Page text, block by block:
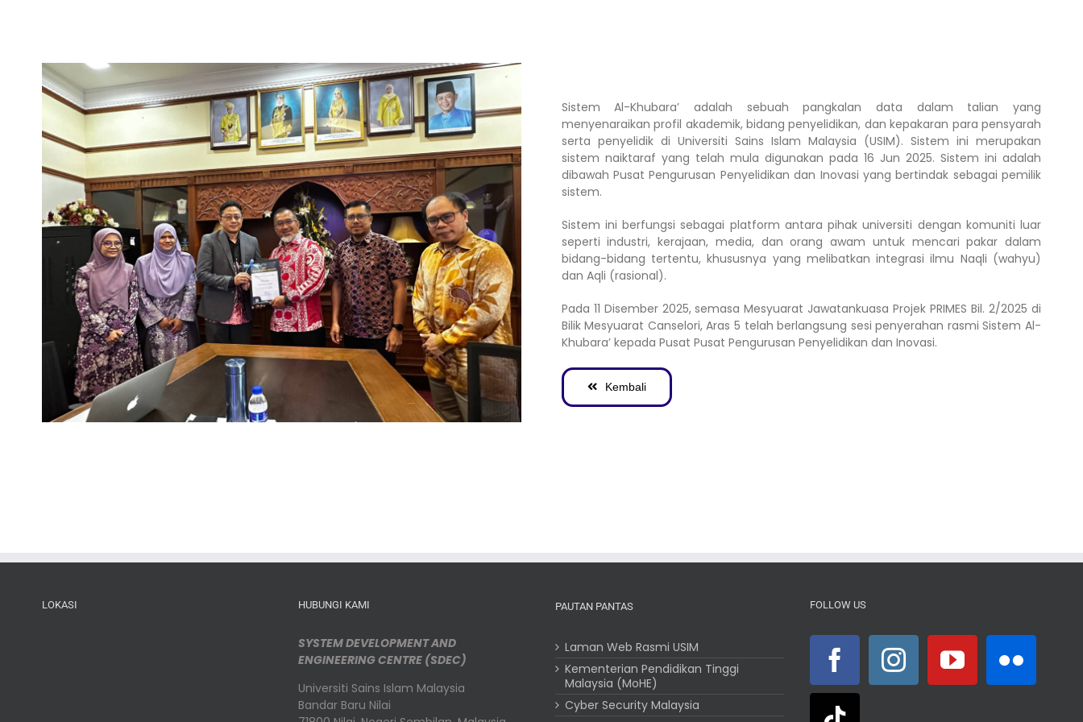
Sistem Al-Khubara’ adalah sebuah pangkalan data dalam talian yang
menyenaraikan profil akademik, bidang penyelidikan, dan kepakaran para pensyarah
serta penyelidik di Universiti Sains Islam Malaysia (USIM). Sistem ini merupakan
sistem naiktaraf yang telah mula digunakan pada 16 Jun 2025. Sistem ini adalah
dibawah Pusat Pengurusan Penyelidikan dan Inovasi yang bertindak sebagai pemilik
sistem.
Sistem ini berfungsi sebagai platform antara pihak universiti dengan komuniti luar
seperti industri, kerajaan, media, dan orang awam untuk mencari pakar dalam
bidang-bidang tertentu, khususnya yang melibatkan integrasi ilmu Naqli (wahyu)
dan Aqli (rasional).
Pada 11 Disember 2025, semasa Mesyuarat Jawatankuasa Projek PRIMES Bil. 2/2025 di
Bilik Mesyuarat Canselori, Aras 5 telah berlangsung sesi penyerahan rasmi Sistem Al-
Khubara’ kepada Pusat Pusat Pengurusan Penyelidikan dan Inovasi.
Kembali
LOKASI HUBUNGI KAMI
SYSTEM DEVELOPMENT AND
ENGINEERING CENTRE (SDEC)
Universiti Sains Islam Malaysia
Bandar Baru Nilai
PAUTAN PANTAS
Laman Web Rasmi USIM
Kementerian Pendidikan Tinggi
Malaysia (MoHE)
Cyber Security Malaysia
FOLLOW US